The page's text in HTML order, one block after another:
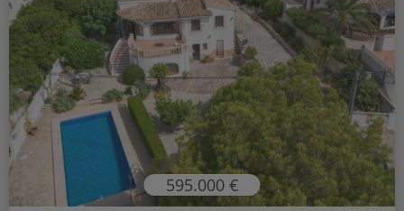
595.000 €